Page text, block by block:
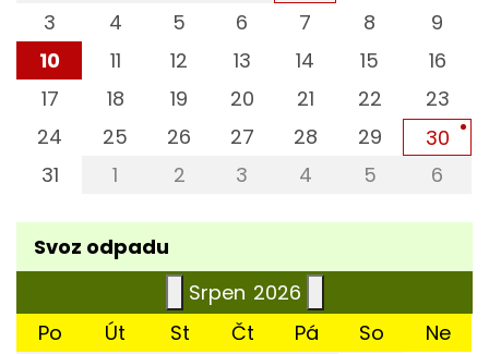
3
4 5 6 7 8
9
10
11 12 13 14 15
16
17
18 19 20 21 22
23
24
25 26 27 28 29
30
31
1 2 3 4 5 6
Svoz odpadu
Srpen 2026
Po
Út St Čt Pá So
Ne